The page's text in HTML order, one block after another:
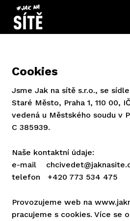
Cookies
Jsme Jak na sítě s.r.o., se
Staré Město, Praha 1, 110 00,
vedená u Městského soudu v
C 385939.
Naše kontaktní údaje:
e-mail
telefon +420 773 534 475
Provozujeme web na
pracujeme s cookies. Více se